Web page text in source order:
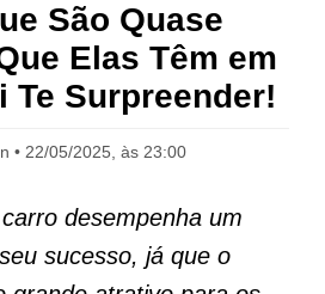
São Quase
Elas Têm em
Te Surpreender!
22/05/2025, às 23:00
desempenha um
sucesso, já que o